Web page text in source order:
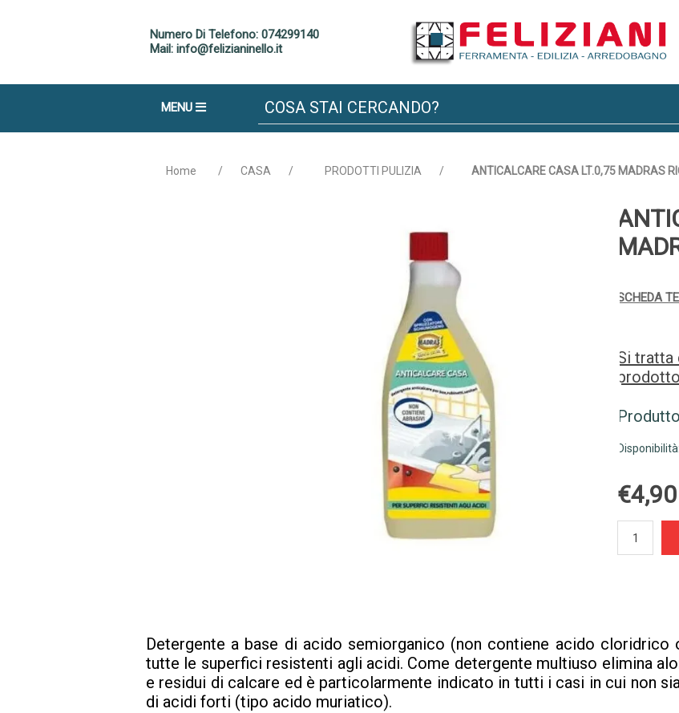
Numero Di Telefono: 074299140
Mail: info@felizianinello.it
MENU
Home / CASA / PRODOTTI PULIZIA / ANTICALCARE CASA LT.0,75 MADRAS
SCHEDA
Si tratta
prodotto
Disponibilità:
Detergente a base di acido semiorganico (non contiene acido
tutte le superfici resistenti agli acidi. Come detergente multiuso elimina
e residui di calcare ed è particolarmente indicato in tutti i casi in cui non
di acidi forti (tipo acido muriatico).